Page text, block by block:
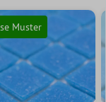
Muster